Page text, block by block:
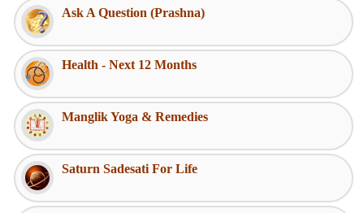
Ask A Question (Prashna)
Health - Next 12 Months
Manglik Yoga & Remedies
Saturn Sadesati For Life